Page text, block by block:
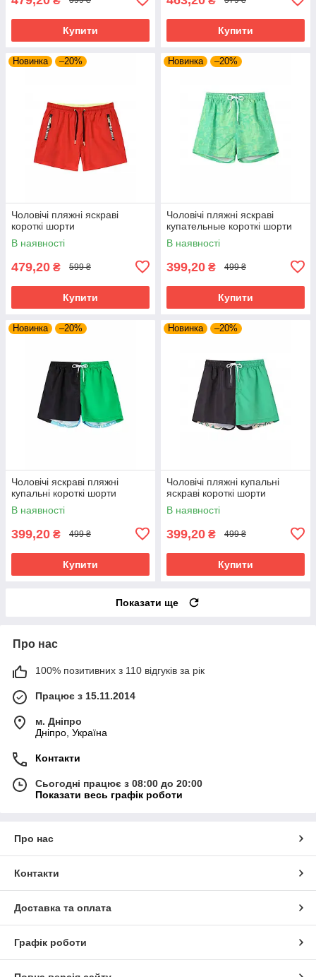
Купити Купити
Новинка –20%
Чоловічі пляжні яскраві
короткі шорти
В наявності
479,20 ₴ 599 ₴
Купити
Новинка –20%
Чоловічі пляжні яскраві
купательные короткі шорти
В наявності
399,20 ₴ 499 ₴
Купити
Новинка –20%
Чоловічі яскраві пляжні
купальні короткі шорти
В наявності
399,20 ₴ 499 ₴
Купити
Новинка –20%
Чоловічі пляжні купальні
яскраві короткі шорти
В наявності
399,20 ₴ 499 ₴
Купити
Показати ще
Про нас
100% позитивних з 110 відгуків за рік
Працює з 15.11.2014
м. Дніпро
Дніпро, Україна
Контакти
Сьогодні працює з 08:00 до 20:00
Показати весь графік роботи
Про нас
Контакти
Доставка та оплата
Графік роботи